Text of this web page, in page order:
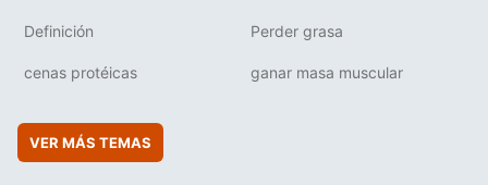
Definición Perder grasa
cenas protéicas ganar masa muscular
VER MÁS TEMAS